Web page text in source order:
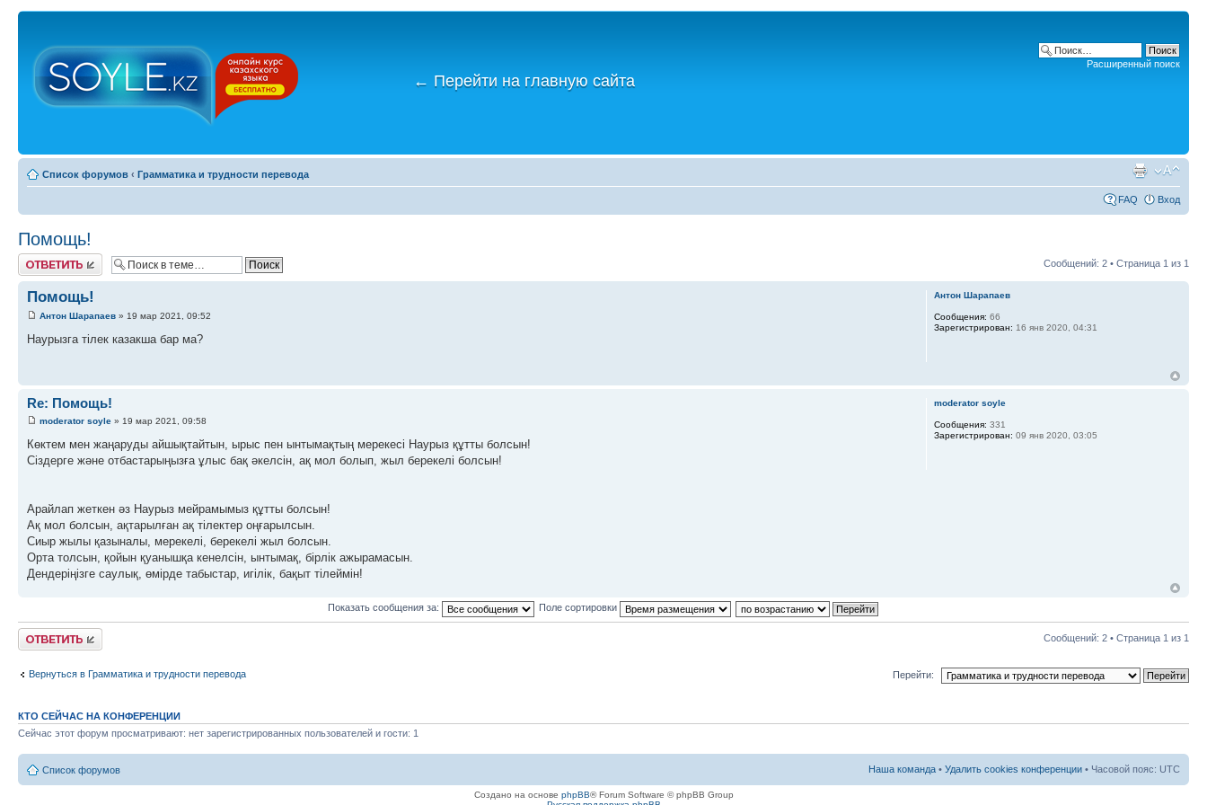
← Перейти на главную сайта
Расширенный поиск
Список форумов ‹ Грамматика и трудности перевода
FAQ Вход
Помощь!
Ответить Сообщений: 2 • Страница 1 из 1
Помощь!
Антон Шарапаев » 19 мар 2021, 09:52
Наурызга тілек казакша бар ма?
Антон Шарапаев
Сообщения: 66
Зарегистрирован: 16 янв 2020, 04:31
Re: Помощь!
moderator soyle » 19 мар 2021, 09:58
Көктем мен жаңаруды айшықтайтын, ырыс пен ынтымақтың мерекесі Наурыз құтты болсын!
Сіздерге және отбастарыңызға ұлыс бақ әкелсін, ақ мол болып, жыл берекелі болсын!
Арайлап жеткен әз Наурыз мейрамымыз құтты болсын!
Ақ мол болсын, ақтарылған ақ тілектер оңғарылсын.
Сиыр жылы қазыналы, мерекелі, берекелі жыл болсын.
Орта толсын, қойын қуанышқа кенелсін, ынтымақ, бірлік ажырамасын.
Дендеріңізге саулық, өмірде табыстар, игілік, бақыт тілеймін!
moderator soyle
Сообщения: 331
Зарегистрирован: 09 янв 2020, 03:05
Показать сообщения за: Поле сортировки
Ответить Сообщений: 2 • Страница 1 из 1
Вернуться в Грамматика и трудности перевода Перейти:
КТО СЕЙЧАС НА КОНФЕРЕНЦИИ
Сейчас этот форум просматривают: нет зарегистрированных пользователей и гости: 1
Список форумов Наша команда • Удалить cookies конференции • Часовой пояс: UTC
Создано на основе phpBB® Forum Software © phpBB Group